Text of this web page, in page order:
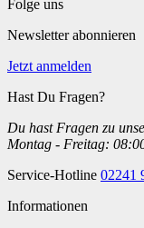
Folge uns
Newsletter abonnieren
Jetzt anmelden
Hast Du Fragen?
Du hast Fragen zu
Montag - Freitag:
Service-Hotline 02241
Informationen